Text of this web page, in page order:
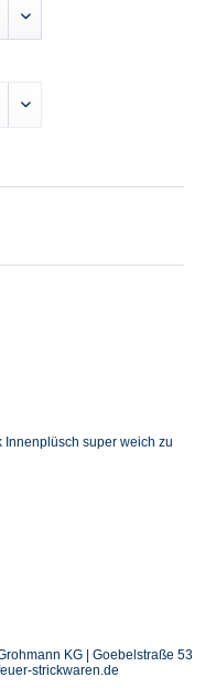
Innenplüsch super weich zu
KG | Goebelstraße 53
strickwaren.de